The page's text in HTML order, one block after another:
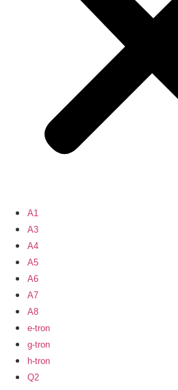
A1
A3
A4
A5
A6
A7
A8
e-tron
g-tron
h-tron
Q2